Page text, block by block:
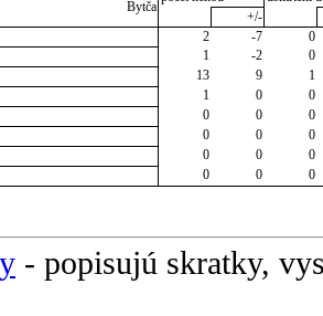
Bytča
+/-
2 -7
0
1 -2
0
13 9
1
1 0
0
0 0
0
0 0
0
0 0
0
0 0 0
- popisujú skratky,